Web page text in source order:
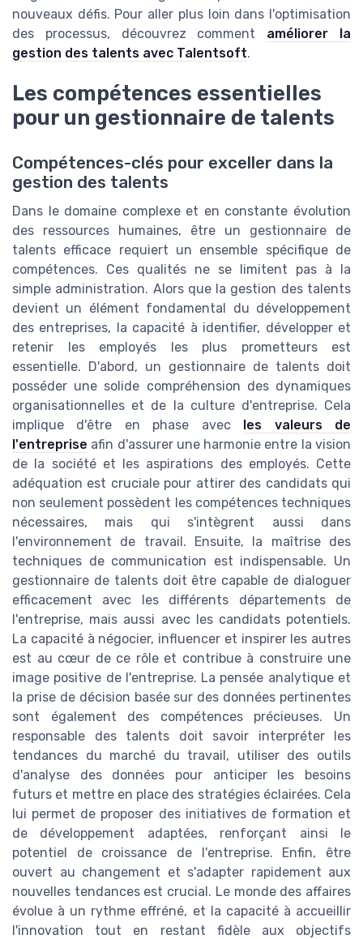
nouveaux défis. Pour aller plus loin dans l'optimisation
des processus, découvrez comment améliorer la
gestion des talents avec Talentsoft.
Les compétences essentielles
pour un gestionnaire de talents
Compétences-clés pour exceller dans la
gestion des talents
Dans le domaine complexe et en constante évolution
des ressources humaines, être un gestionnaire de
talents efficace requiert un ensemble spécifique de
compétences. Ces qualités ne se limitent pas à la
simple administration. Alors que la gestion des talents
devient un élément fondamental du développement
des entreprises, la capacité à identifier, développer et
retenir les employés les plus prometteurs est
essentielle. D'abord, un gestionnaire de talents doit
posséder une solide compréhension des dynamiques
organisationnelles et de la culture d'entreprise. Cela
implique d'être en phase avec les valeurs de
l'entreprise afin d'assurer une harmonie entre la vision
de la société et les aspirations des employés. Cette
adéquation est cruciale pour attirer des candidats qui
non seulement possèdent les compétences techniques
nécessaires, mais qui s'intègrent aussi dans
l'environnement de travail. Ensuite, la maîtrise des
techniques de communication est indispensable. Un
gestionnaire de talents doit être capable de dialoguer
efficacement avec les différents départements de
l'entreprise, mais aussi avec les candidats potentiels.
La capacité à négocier, influencer et inspirer les autres
est au cœur de ce rôle et contribue à construire une
image positive de l'entreprise. La pensée analytique et
la prise de décision basée sur des données pertinentes
sont également des compétences précieuses. Un
responsable des talents doit savoir interpréter les
tendances du marché du travail, utiliser des outils
d'analyse des données pour anticiper les besoins
futurs et mettre en place des stratégies éclairées. Cela
lui permet de proposer des initiatives de formation et
de développement adaptées, renforçant ainsi le
potentiel de croissance de l'entreprise. Enfin, être
ouvert au changement et s'adapter rapidement aux
nouvelles tendances est crucial. Le monde des affaires
évolue à un rythme effréné, et la capacité à accueillir
l'innovation tout en restant fidèle aux objectifs